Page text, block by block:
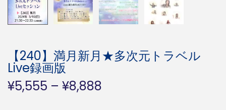
【240】満月新月★多次元トラベル
Live録画版
¥5,555 – ¥8,888